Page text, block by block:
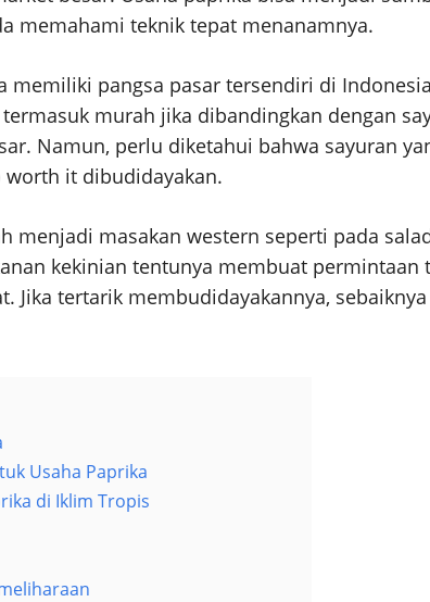
memahami teknik tepat menanamnya.
memiliki pangsa pasar tersendiri di
murah jika dibandingkan dengan
Namun, perlu diketahui bahwa sayuran
it dibudidayakan.
menjadi masakan western seperti pada
kekinian tentunya membuat permintaan
Jika tertarik membudidayakannya,
Usaha Paprika
di Iklim Tropis